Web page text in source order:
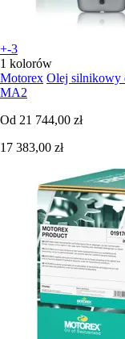
+-3
1 kolorów
Motorex Olej silnikowy
MA2
Od 21 744,00 zł
17 383,00 zł